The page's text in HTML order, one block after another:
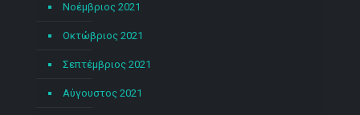
Νοέμβριος 2021
Οκτώβριος 2021
Σεπτέμβριος 2021
Αύγουστος 2021